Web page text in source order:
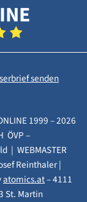
senden
1999 – 2026
ÖVP –
| WEBMASTER
Reinthaler |
atomics.at– 4111
St. Martin